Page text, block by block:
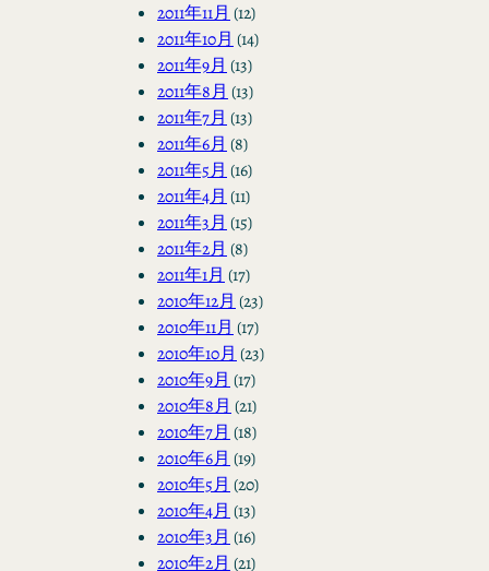
2011年11月 (12)
2011年10月 (14)
2011年9月 (13)
2011年8月 (13)
2011年7月 (13)
2011年6月 (8)
2011年5月 (16)
2011年4月 (11)
2011年3月 (15)
2011年2月 (8)
2011年1月 (17)
2010年12月 (23)
2010年11月 (17)
2010年10月 (23)
2010年9月 (17)
2010年8月 (21)
2010年7月 (18)
2010年6月 (19)
2010年5月 (20)
2010年4月 (13)
2010年3月 (16)
2010年2月 (21)